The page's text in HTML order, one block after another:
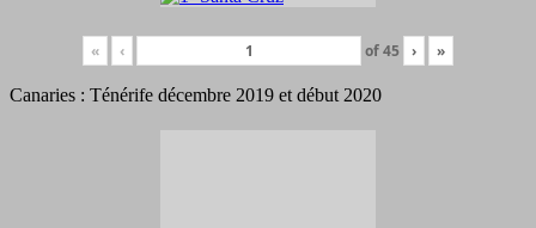
« ‹ of45 › »
Canaries : Ténérife décembre 2019 et début 2020